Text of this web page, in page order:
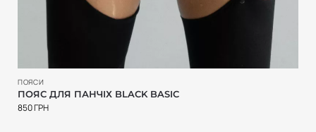
ПОЯСИ
ПОЯС ДЛЯ ПАНЧІХ BLACK BASIC
850ГРН